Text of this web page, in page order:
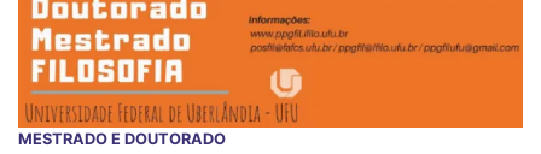
MESTRADO E DOUTORADO